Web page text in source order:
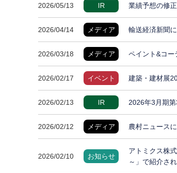
2026/05/13 IR 業績予想の修
2026/04/14 メディア 輸送経済新聞
2026/03/18 メディア ペイント&コー
2026/02/17 イベント 建築・建材展
2026/02/13 IR 2026年3月期
2026/02/12 メディア 農村ニュース
2026/02/10 お知らせ
アトミクス株
～」で紹介さ